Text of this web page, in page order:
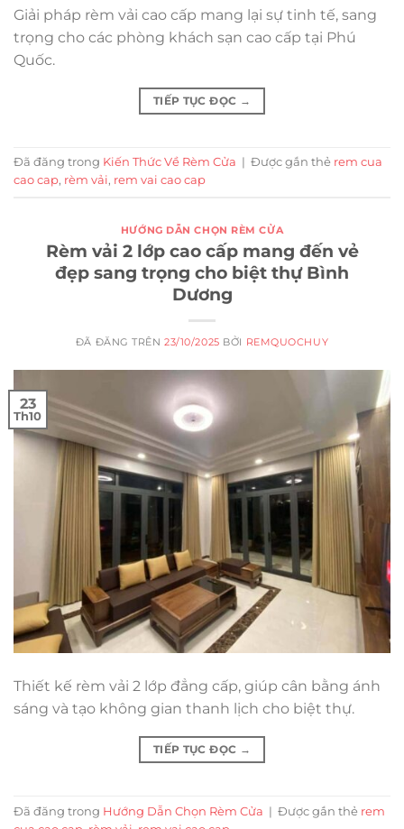
Giải pháp rèm vải cao cấp mang lại sự tinh tế, sang
trọng cho các phòng khách sạn cao cấp tại Phú
Quốc.
TIẾP TỤC ĐỌC →
Đã đăng trong Kiến Thức Về Rèm Cửa | Được gắn thẻ rem cua
cao cap, rèm vải, rem vai cao cap
HƯỚNG DẪN CHỌN RÈM CỬA
Rèm vải 2 lớp cao cấp mang đến vẻ
đẹp sang trọng cho biệt thự Bình
Dương
ĐÃ ĐĂNG TRÊN23/10/2025 BỞI REMQUOCHUY
23
Th10
Thiết kế rèm vải 2 lớp đẳng cấp, giúp cân bằng ánh
sáng và tạo không gian thanh lịch cho biệt thự.
TIẾP TỤC ĐỌC →
Đã đăng trong Hướng Dẫn Chọn Rèm Cửa | Được gắn thẻ rem